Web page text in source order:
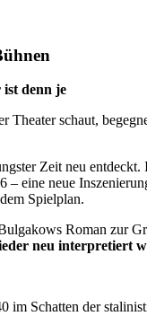
denn je
schaut,
Zeit neu
– eine neue
Spielplan.
Roman zur
neu interpretiert
Schatten der